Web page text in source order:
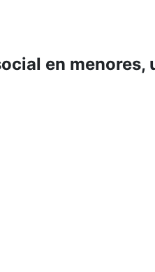
en menores,